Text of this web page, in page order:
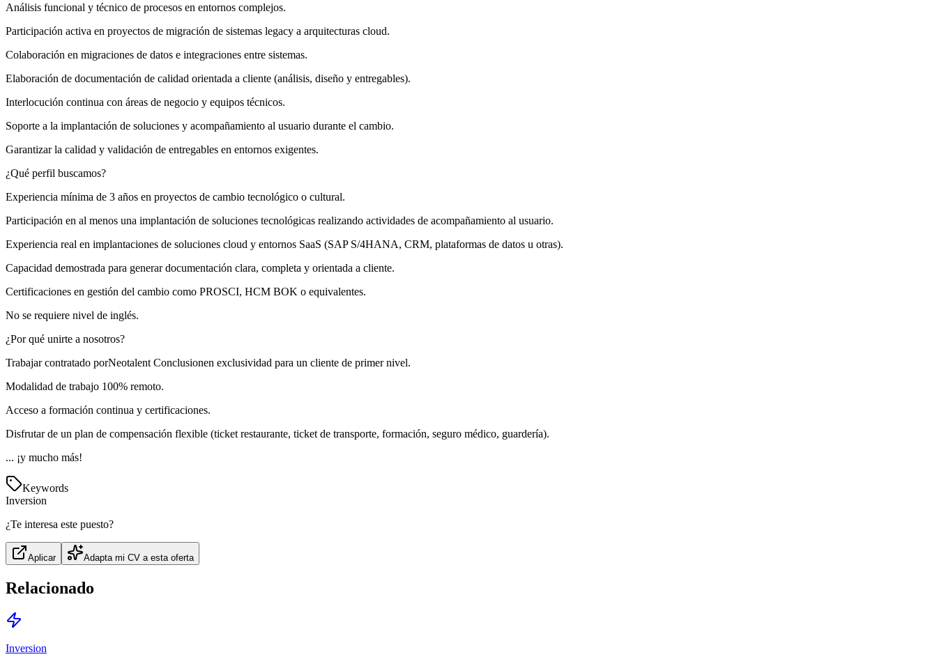
Análisis funcional y técnico de procesos en entornos complejos.
Participación activa en proyectos de migración de sistemas legacy a arquitecturas cloud.
Colaboración en migraciones de datos e integraciones entre sistemas.
Elaboración de documentación de calidad orientada a cliente (análisis, diseño y entregables).
Interlocución continua con áreas de negocio y equipos técnicos.
Soporte a la implantación de soluciones y acompañamiento al usuario durante el cambio.
Garantizar la calidad y validación de entregables en entornos exigentes.
¿Qué perfil buscamos?
Experiencia mínima de 3 años en proyectos de cambio tecnológico o cultural.
Participación en al menos una implantación de soluciones tecnológicas realizando actividades de acompañamiento al usuario.
Experiencia real en implantaciones de soluciones cloud y entornos SaaS (SAP S/4HANA, CRM, plataformas de datos u otras).
Capacidad demostrada para generar documentación clara, completa y orientada a cliente.
Certificaciones en gestión del cambio como PROSCI, HCM BOK o equivalentes.
No se requiere nivel de inglés.
¿Por qué unirte a nosotros?
Trabajar contratado porNeotalent Conclusionen exclusividad para un cliente de primer nivel.
Modalidad de trabajo 100% remoto.
Acceso a formación continua y certificaciones.
Disfrutar de un plan de compensación flexible (ticket restaurante, ticket de transporte, formación, seguro médico, guardería).
... ¡y mucho más!
Keywords
Inversion
¿Te interesa este puesto?
Aplicar Adapta mi CV a esta oferta
Relacionado
Inversion